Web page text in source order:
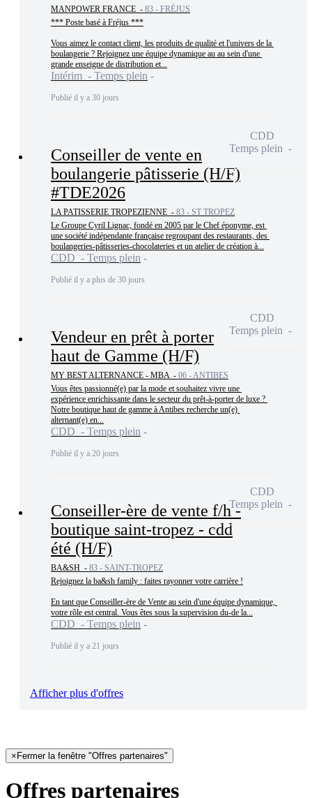
MANPOWER FRANCE - 83 - FRÉJUS
*** Poste basé à Fréjus ***
Vous aimez le contact client, les produits de qualité et l'univers de la
boulangerie ? Rejoignez une équipe dynamique au au sein d'une
grande enseigne de distribution et...
Intérim - Temps plein
Publié il y a 30 jours
Conseiller de vente en
boulangerie pâtisserie (H/F)
#TDE2026
LA PATISSERIE TROPEZIENNE - 83 - ST TROPEZ
Le Groupe Cyril Lignac, fondé en 2005 par le Chef éponyme, est
une société indépendante française regroupant des restaurants, des
boulangeries-pâtisseries-chocolateries et un atelier de création à...
CDD - Temps plein
Publié il y a plus de 30 jours
CDD
Temps plein
Vendeur en prêt à porter
haut de Gamme (H/F)
MY BEST ALTERNANCE - MBA - 06 - ANTIBES
Vous êtes passionné(e) par la mode et souhaitez vivre une
expérience enrichissante dans le secteur du prêt-à-porter de luxe ?
Notre boutique haut de gamme à Antibes recherche un(e)
alternant(e) en...
CDD - Temps plein
Publié il y a 20 jours
CDD
Temps plein
Conseiller-ère de vente f/h -
boutique saint-tropez - cdd
été (H/F)
BA&SH - 83 - SAINT-TROPEZ
Rejoignez la ba&sh family : faites rayonner votre carrière !
En tant que Conseiller-ère de Vente au sein d'une équipe dynamique,
votre rôle est central. Vous êtes sous la supervision du-de la...
CDD - Temps plein
Publié il y a 21 jours
CDD
Temps plein
Afficher plus d'offres
× Fermer la fenêtre "Offres partenaires"
Offres partenaires